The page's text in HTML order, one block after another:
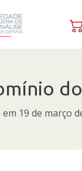
19 de março